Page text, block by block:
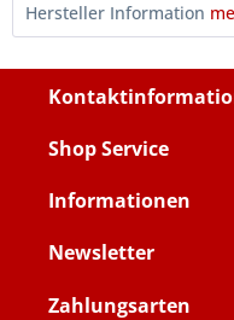
Hersteller Information
Shop Service
Informationen
Newsletter
Zahlungsarten